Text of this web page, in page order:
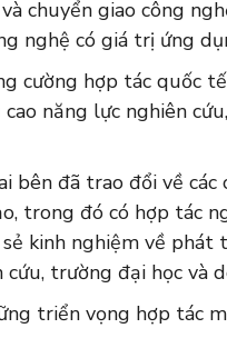
chuyển giao công
nghệ có giá trị ứng
cường hợp tác quốc
năng lực nghiên
bên đã trao đổi về
trong đó có hợp tác
kinh nghiệm về
trường đại học và
triển vọng hợp tác